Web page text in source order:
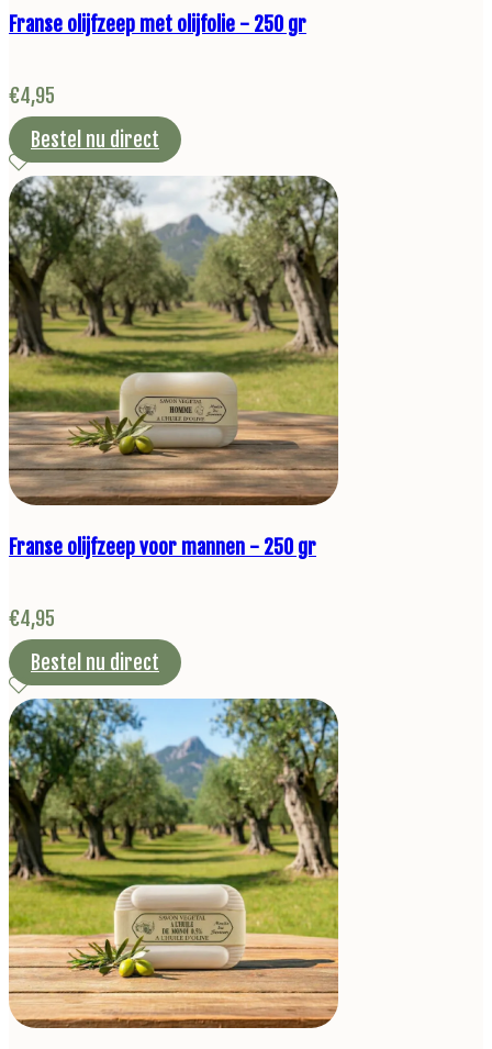
Franse olijfzeep met olijfolie - 250 gr
€4,95
Bestel nu direct
Franse olijfzeep voor mannen - 250 gr
€4,95
Bestel nu direct